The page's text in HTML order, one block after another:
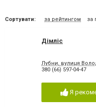
Сортувати: за рейтингом за
Дімліс
Лубни, вулиця
380 (66) 597-04-47
Я